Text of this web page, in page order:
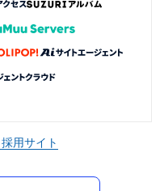
採用サイト